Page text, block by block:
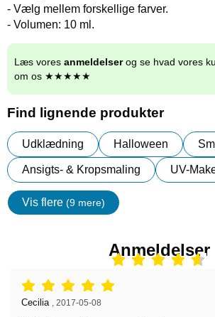
- Vælg mellem forskellige farver.
- Volumen: 10 ml.
Læs vores anmeldelserog se hvad vores
om os ★★★★★
Find lignende produkter
Udklædning Halloween
Ansigts- & Kropsmaling UV-
Vis flere (9 mere)
Egenskaper
Anmeldelser
Anmeldelser: 5 stjerne af 5,
Anmeldelser af:
Cecilia 2017-05-08